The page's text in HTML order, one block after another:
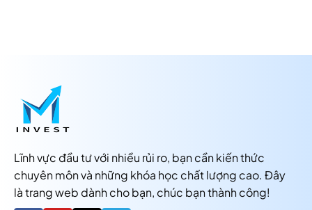
Lĩnh vực đầu tư với nhiều rủi ro, bạn cần kiến thức
chuyên môn và những khóa học chất lượng cao. Đây
là trang web dành cho bạn, chúc bạn thành công!